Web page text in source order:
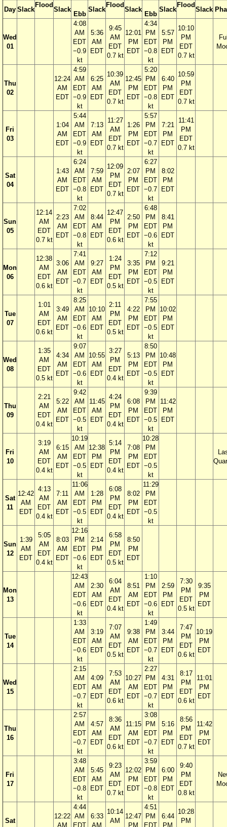
Day Slack
Flood
Slack
Ebb
Slack
Flood
Slack
Ebb
Slack
Flood
Slack
Wed
01
4:08
AM
EDT
−0.9
kt
5:36
AM
EDT
9:45
AM
EDT
0.7 kt
12:01
PM
EDT
4:34
PM
EDT
−0.8
kt
5:57
PM
EDT
10:10
PM
EDT
0.7 kt
Thu
02
12:24
AM
EDT
4:59
AM
EDT
−0.9
kt
6:25
AM
EDT
10:39
AM
EDT
0.7 kt
12:45
PM
EDT
5:20
PM
EDT
−0.8
kt
6:40
PM
EDT
10:59
PM
EDT
0.7 kt
Fri
03
1:04
AM
EDT
5:44
AM
EDT
−0.9
kt
7:13
AM
EDT
11:27
AM
EDT
0.7 kt
1:26
PM
EDT
5:57
PM
EDT
−0.7
kt
7:21
PM
EDT
11:41
PM
EDT
0.7 kt
Sat
04
1:43
AM
EDT
6:24
AM
EDT
−0.8
kt
7:59
AM
EDT
12:09
PM
EDT
0.7 kt
2:07
PM
EDT
6:27
PM
EDT
−0.7
kt
8:02
PM
EDT
Sun
05
12:14
AM
EDT
0.7 kt
2:23
AM
EDT
7:02
AM
EDT
−0.8
kt
8:44
AM
EDT
12:47
PM
EDT
0.6 kt
2:50
PM
EDT
6:48
PM
EDT
−0.6
kt
8:41
PM
EDT
Mon
06
12:38
AM
EDT
0.6 kt
3:06
AM
EDT
7:41
AM
EDT
−0.7
kt
9:27
AM
EDT
1:24
PM
EDT
0.5 kt
3:35
PM
EDT
7:12
PM
EDT
−0.5
kt
9:21
PM
EDT
Tue
07
1:01
AM
EDT
0.6 kt
3:49
AM
EDT
8:25
AM
EDT
−0.6
kt
10:10
AM
EDT
2:11
PM
EDT
0.5 kt
4:22
PM
EDT
7:55
PM
EDT
−0.5
kt
10:02
PM
EDT
Wed
08
1:35
AM
EDT
0.5 kt
4:34
AM
EDT
9:07
AM
EDT
−0.6
kt
10:55
AM
EDT
3:27
PM
EDT
0.4 kt
5:13
PM
EDT
8:50
PM
EDT
−0.5
kt
10:48
PM
EDT
Thu
09
2:21
AM
EDT
0.4 kt
5:22
AM
EDT
9:42
AM
EDT
−0.5
kt
11:45
AM
EDT
4:24
PM
EDT
0.4 kt
6:08
PM
EDT
9:39
PM
EDT
−0.5
kt
11:42
PM
EDT
Fri
10
3:19
AM
EDT
0.4 kt
6:15
AM
EDT
10:19
AM
EDT
−0.5
kt
12:38
PM
EDT
5:14
PM
EDT
0.4 kt
7:08
PM
EDT
10:28
PM
EDT
−0.5
kt
Sat
11
12:42
AM
EDT
4:13
AM
EDT
0.4 kt
7:11
AM
EDT
11:06
AM
EDT
−0.5
kt
1:28
PM
EDT
6:08
PM
EDT
0.4 kt
8:02
PM
EDT
11:29
PM
EDT
−0.5
kt
Sun
12
1:39
AM
EDT
5:05
AM
EDT
0.4 kt
8:03
AM
EDT
12:16
PM
EDT
−0.6
kt
2:14
PM
EDT
6:58
PM
EDT
0.5 kt
8:50
PM
EDT
Mon
13
12:43
AM
EDT
−0.6
kt
2:30
AM
EDT
6:04
AM
EDT
0.4 kt
8:51
AM
EDT
1:10
PM
EDT
−0.6
kt
2:59
PM
EDT
7:30
PM
EDT
0.5 kt
9:35
PM
EDT
Tue
14
1:33
AM
EDT
−0.6
kt
3:19
AM
EDT
7:07
AM
EDT
0.5 kt
9:38
AM
EDT
1:49
PM
EDT
−0.7
kt
3:44
PM
EDT
7:47
PM
EDT
0.6 kt
10:19
PM
EDT
Wed
15
2:15
AM
EDT
−0.7
kt
4:09
AM
EDT
7:53
AM
EDT
0.6 kt
10:27
AM
EDT
2:27
PM
EDT
−0.7
kt
4:31
PM
EDT
8:17
PM
EDT
0.6 kt
11:01
PM
EDT
Thu
16
2:57
AM
EDT
−0.7
kt
4:57
AM
EDT
8:36
AM
EDT
0.6 kt
11:15
AM
EDT
3:08
PM
EDT
−0.7
kt
5:16
PM
EDT
8:56
PM
EDT
0.7 kt
11:42
PM
EDT
Fri
17
3:48
AM
EDT
−0.8
kt
5:45
AM
EDT
9:23
AM
EDT
0.7 kt
12:02
PM
EDT
3:59
PM
EDT
−0.8
kt
6:00
PM
EDT
9:40
PM
EDT
0.8 kt
Sat
12:22
AM
4:44
AM
EDT
6:33
AM
10:14
AM
12:47
PM
4:51
PM
EDT
6:44
PM
10:28
PM